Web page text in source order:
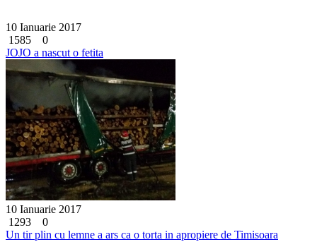
10 Ianuarie 2017
1585
0
JOJO a nascut o fetita
10 Ianuarie 2017
1293
0
Un tir plin cu lemne a ars ca o torta in apropiere de Timisoara